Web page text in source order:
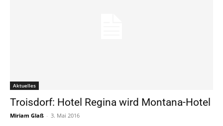
Aktuelles
Troisdorf: Hotel Regina wird Montana-Hotel
Miriam Glaß - 3. Mai 2016